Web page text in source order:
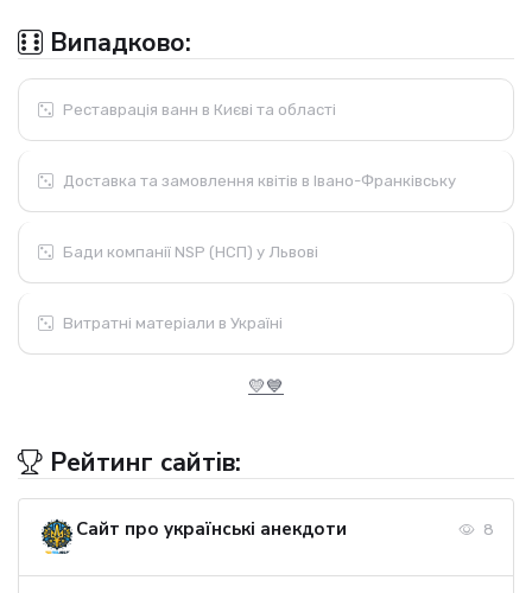
Випадково:
Реставрація ванн в Києві та області
Доставка та замовлення квітів в Івано-Франківську
Бади компанії NSP (НСП) у Львові
Витратні матеріали в Україні
💛💙
Рейтинг сайтів:
Сайт про українські анекдоти 8